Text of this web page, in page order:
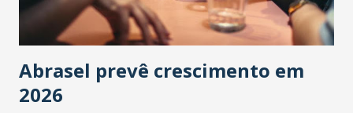
Abrasel prevê crescimento em
2026